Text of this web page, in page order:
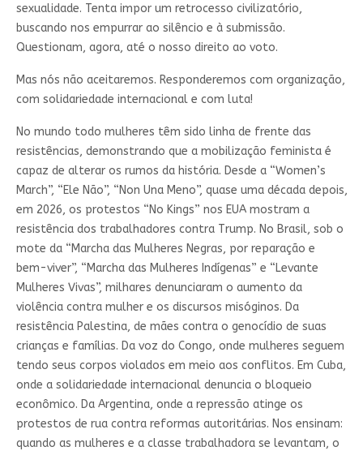
sexualidade. Tenta impor um retrocesso civilizatório,
buscando nos empurrar ao silêncio e à submissão.
Questionam, agora, até o nosso direito ao voto.
Mas nós não aceitaremos. Responderemos com organização,
com solidariedade internacional e com luta!
No mundo todo mulheres têm sido linha de frente das
resistências, demonstrando que a mobilização feminista é
capaz de alterar os rumos da história. Desde a “Women’s
March”, “Ele Não”, “Non Una Meno”, quase uma década depois,
em 2026, os protestos “No Kings” nos EUA mostram a
resistência dos trabalhadores contra Trump. No Brasil, sob o
mote da “Marcha das Mulheres Negras, por reparação e
bem-viver”, “Marcha das Mulheres Indígenas” e “Levante
Mulheres Vivas”, milhares denunciaram o aumento da
violência contra mulher e os discursos misóginos. Da
resistência Palestina, de mães contra o genocídio de suas
crianças e famílias. Da voz do Congo, onde mulheres seguem
tendo seus corpos violados em meio aos conflitos. Em Cuba,
onde a solidariedade internacional denuncia o bloqueio
econômico. Da Argentina, onde a repressão atinge os
protestos de rua contra reformas autoritárias. Nos ensinam:
quando as mulheres e a classe trabalhadora se levantam, o